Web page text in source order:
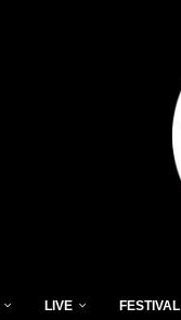
LIVE FESTIVAL